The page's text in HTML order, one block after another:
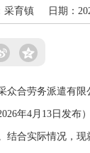
采育镇 日期：
合劳务派遣有限
年4月13日发布
结合实际情况，